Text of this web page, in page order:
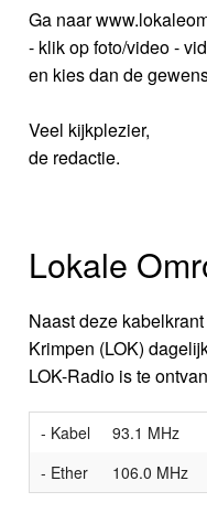
Ga naar
- klik op foto/video -
en kies dan de
Veel kijkplezier,
de redactie.
Lokale
Naast deze
Krimpen (LOK)
LOK-Radio is te
- Kabel 93.1 MHz
- Ether
106.0 MHz